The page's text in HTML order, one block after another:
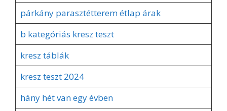
párkány parasztétterem étlap árak
b kategóriás kresz teszt
kresz táblák
kresz teszt 2024
hány hét van egy évben